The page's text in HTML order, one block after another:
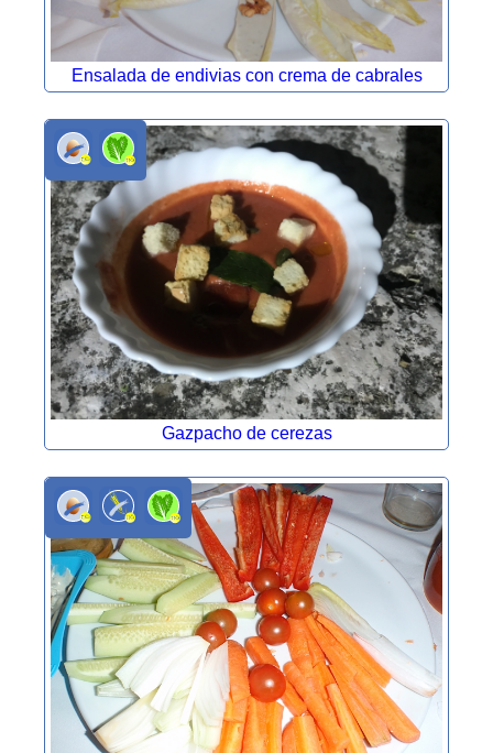
Ensalada de endivias con crema de cabrales
Gazpacho de cerezas